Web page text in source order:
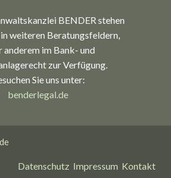
BENDER stehen
in weiteren Beratungsfeldern,
anderem im Bank- und
zur Verfügung.
Sie uns unter:
benderlegal.de
Kontakt
Impressum
Datenschutz